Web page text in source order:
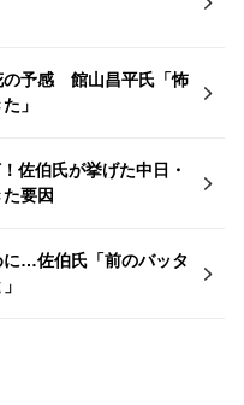
の予感 館山昌平氏「怖
」
佐伯氏が挙げた中日・
要因
…佐伯氏「前のバッタ